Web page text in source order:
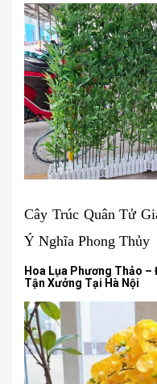
Cây Trúc Quân Tử
Ý Nghĩa Phong Thủy
Hoa Lụa Phương Thảo –
Tận Xưởng Tại Hà Nội